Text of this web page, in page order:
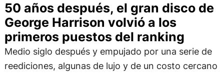
50 años después, el gran disco de
George Harrison volvió a los
primeros puestos del ranking
Medio siglo después y empujado por una serie de
reediciones, algunas de lujo y de un costo cercano